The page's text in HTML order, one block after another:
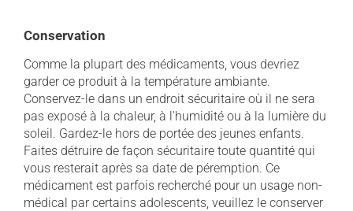
Conservation
Comme la plupart des médicaments, vous devriez
garder ce produit à la température ambiante.
Conservez-le dans un endroit sécuritaire où il ne sera
pas exposé à la chaleur, à l'humidité ou à la lumière du
soleil. Gardez-le hors de portée des jeunes enfants.
Faites détruire de façon sécuritaire toute quantité qui
vous resterait après sa date de péremption. Ce
médicament est parfois recherché pour un usage non-
médical par certains adolescents, veuillez le conserver